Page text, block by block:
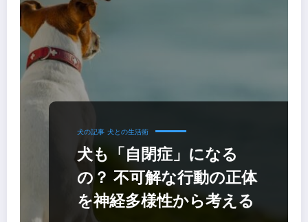
犬の記事 犬との生活術
犬も「自閉症」になる
の？ 不可解な行動の正体
を神経多様性から考える